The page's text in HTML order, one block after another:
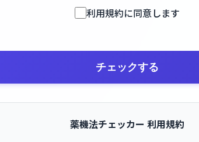
利用規約に同意します
チェックする
薬機法チェッカー 利用規約